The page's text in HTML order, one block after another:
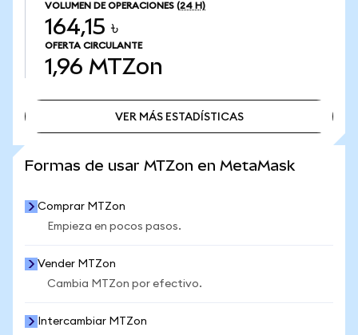
VOLUMEN DE OPERACIONES (24 H)
164,15 ৳
OFERTA CIRCULANTE
1,96 MTZon
VER MÁS ESTADÍSTICAS
Formas de usar MTZon en MetaMask
Comprar MTZon
Empieza en pocos pasos.
Vender MTZon
Cambia MTZon por efectivo.
Intercambiar MTZon